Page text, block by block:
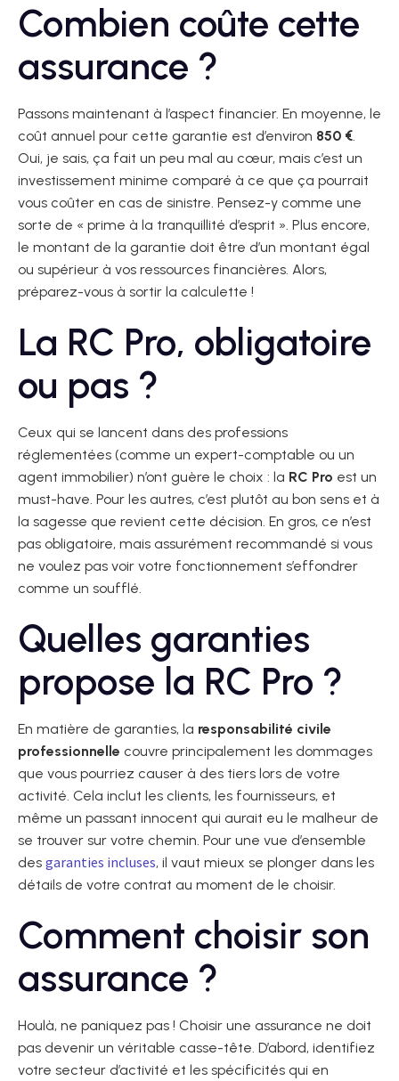
Combien coûte cette
assurance ?
Passons maintenant à l’aspect financier. En moyenne, le
coût annuel pour cette garantie est d’environ 850 €.
Oui, je sais, ça fait un peu mal au cœur, mais c’est un
investissement minime comparé à ce que ça pourrait
vous coûter en cas de sinistre. Pensez-y comme une
sorte de « prime à la tranquillité d’esprit ». Plus encore,
le montant de la garantie doit être d’un montant égal
ou supérieur à vos ressources financières. Alors,
préparez-vous à sortir la calculette !
La RC Pro, obligatoire
ou pas ?
Ceux qui se lancent dans des professions
réglementées (comme un expert-comptable ou un
agent immobilier) n’ont guère le choix : la RC Pro est un
must-have. Pour les autres, c’est plutôt au bon sens et à
la sagesse que revient cette décision. En gros, ce n’est
pas obligatoire, mais assurément recommandé si vous
ne voulez pas voir votre fonctionnement s’effondrer
comme un soufflé.
Quelles garanties
propose la RC Pro ?
En matière de garanties, la responsabilité civile
professionnelle couvre principalement les dommages
que vous pourriez causer à des tiers lors de votre
activité. Cela inclut les clients, les fournisseurs, et
même un passant innocent qui aurait eu le malheur de
se trouver sur votre chemin. Pour une vue d’ensemble
des garanties incluses, il vaut mieux se plonger dans les
détails de votre contrat au moment de le choisir.
Comment choisir son
assurance ?
Houlà, ne paniquez pas ! Choisir une assurance ne doit
pas devenir un véritable casse-tête. D’abord, identifiez
votre secteur d’activité et les spécificités qui en